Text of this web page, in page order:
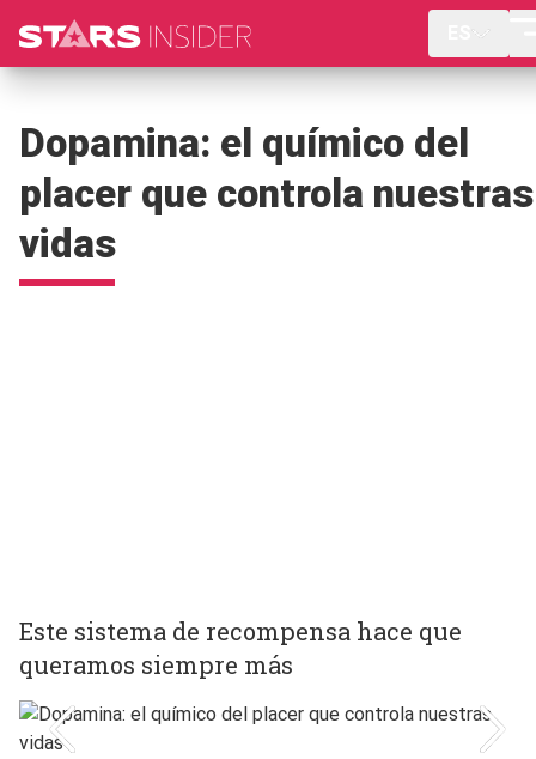
Dopamina: el químico del
placer que controla nuestras
vidas
Este sistema de recompensa hace que
queramos siempre más